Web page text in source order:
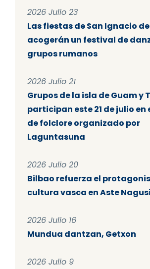
2026 Julio 23
Las fiestas de San Ignacio
acogerán un festival de
grupos rumanos
2026 Julio 21
Grupos de la isla de Guam y
participan este 21 de julio en
de folclore organizado por
Laguntasuna
2026 Julio 20
Bilbao refuerza el
cultura vasca en Aste
2026 Julio 16
Mundua dantzan, Getxon
2026 Julio 9